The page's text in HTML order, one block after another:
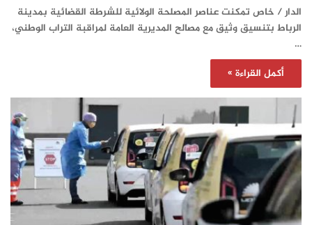
الدار / خاص تمكنت عناصر المصلحة الولائية للشرطة القضائية بمدينة
الرباط بتنسيق وثيق مع مصالح المديرية العامة لمراقبة التراب الوطني،
…
أكمل القراءة »